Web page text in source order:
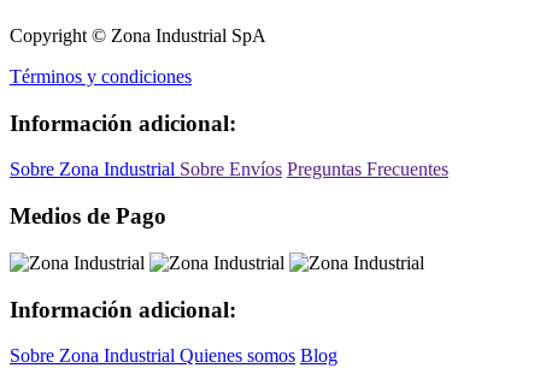
Copyright © Zona Industrial SpA
Términos y condiciones
Información adicional:
Sobre Zona Industrial Sobre Envíos Preguntas Frecuentes
Medios de Pago
Información adicional:
Sobre Zona Industrial Quienes somos Blog